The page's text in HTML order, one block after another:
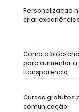
Personalização
criar
Como o
para aumentar a
transparência
Cursos gratuitos
comunicação